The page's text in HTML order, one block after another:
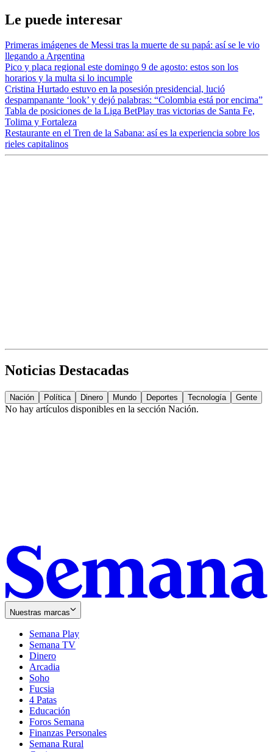
Le puede interesar
Primeras imágenes de Messi tras la muerte de su papá: así se le vio
llegando a Argentina
Pico y placa regional este domingo 9 de agosto: estos son los
horarios y la multa si lo incumple
Cristina Hurtado estuvo en la posesión presidencial, lució
despampanante ‘look’ y dejó palabras: “Colombia está por encima”
Tabla de posiciones de la Liga BetPlay tras victorias de Santa Fe,
Tolima y Fortaleza
Restaurante en el Tren de la Sabana: así es la experiencia sobre los
rieles capitalinos
Noticias Destacadas
Nación Política Dinero Mundo Deportes Tecnología Gente
No hay artículos disponibles en la sección Nación.
Nuestras marcas
Semana Play
Semana TV
Dinero
Arcadia
Soho
in
new
window
Fucsia
in
new
window
4 Patas
Educación
Foros Semana
Finanzas Personales
Semana Rural